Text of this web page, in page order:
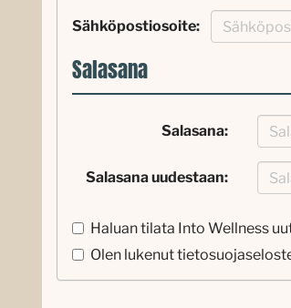
Sähköpostiosoite:
Salasana
Salasana:
Salasana uudestaan:
Haluan tilata Into Wellness
Olen lukenut